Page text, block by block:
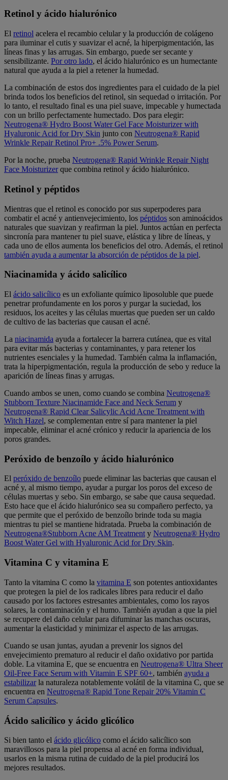
Retinol y ácido hialurónico
El retinol acelera el recambio celular y la producción de colágeno
para iluminar el cutis y suavizar el acné, la hiperpigmentación, las
líneas finas y las arrugas. Sin embargo, puede ser secante y
sensibilizante. Por otro lado, el ácido hialurónico es un humectante
natural que ayuda a la piel a retener la humedad.
La combinación de estos dos ingredientes para el cuidado de la piel
brinda todos los beneficios del retinol, sin sequedad o irritación. Por
lo tanto, el resultado final es una piel suave, impecable y humectada
con un brillo perfectamente humectado. Dos para elegir:
Neutrogena® Hydro Boost Water Gel Face Moisturizer with
Hyaluronic Acid for Dry Skin junto con Neutrogena® Rapid
Wrinkle Repair Retinol Pro+ .5% Power Serum.
Por la noche, prueba Neutrogena® Rapid Wrinkle Repair Night
Face Moisturizerque combina retinol y ácido hialurónico.
Retinol y péptidos
Mientras que el retinol es conocido por sus superpoderes para
combatir el acné y antienvejecimiento, los péptidos son aminoácidos
naturales que suavizan y reafirman la piel. Juntos actúan en perfecta
sincronía para mantener tu piel suave, elástica y libre de líneas, y
cada uno de ellos aumenta los beneficios del otro. Además, el retinol
también ayuda a aumentar la absorción de péptidos de la piel.
Niacinamida y ácido salicílico
El ácido salicílico es un exfoliante químico liposoluble que puede
penetrar profundamente en los poros y purgar la suciedad, los
residuos, los aceites y las células muertas que pueden ser un caldo
de cultivo de las bacterias que causan el acné.
La niacinamida ayuda a fortalecer la barrera cutánea, que es vital
para evitar más bacterias y contaminantes, y para retener los
nutrientes esenciales y la humedad. También calma la inflamación,
trata la hiperpigmentación, regula la producción de sebo y reduce la
aparición de líneas finas y arrugas.
Cuando ambos se unen, como cuando se combina Neutrogena®
Stubborn Texture Niacinamide Face and Neck Serum y
Neutrogena® Rapid Clear Salicylic Acid Acne Treatment with
Witch Hazel, se complementan entre sí para mantener la piel
impecable, eliminar el acné crónico y reducir la apariencia de los
poros grandes.
Peróxido de benzoílo y ácido hialurónico
El peróxido de benzoílo puede eliminar las bacterias que causan el
acné y, al mismo tiempo, ayudar a purgar los poros del exceso de
células muertas y sebo. Sin embargo, se sabe que causa sequedad.
Esto hace que el ácido hialurónico sea su compañero perfecto, ya
que permite que el peróxido de benzoílo brinde toda su magia
mientras tu piel se mantiene hidratada. Prueba la combinación de
Neutrogena®Stubborn Acne AM Treatmenty Neutrogena® Hydro
Boost Water Gel with Hyaluronic Acid for Dry Skin.
Vitamina C y vitamina E
Tanto la vitamina C como la vitamina E son potentes antioxidantes
que protegen la piel de los radicales libres para reducir el daño
causado por los factores estresantes ambientales, como los rayos
solares, la contaminación y el humo. También ayudan a que la piel
se recupere del daño celular para difuminar las manchas oscuras,
aumentar la elasticidad y minimizar el aspecto de las arrugas.
Cuando se usan juntas, ayudan a prevenir los signos del
envejecimiento prematuro al reducir el daño oxidativo por partida
doble. La vitamina E, que se encuentra en Neutrogena® Ultra Sheer
Oil-Free Face Serum with Vitamin E SPF 60+, también ayuda a
estabilizarla naturaleza notablemente volátil de la vitamina C, que se
encuentra en Neutrogena® Rapid Tone Repair 20% Vitamin C
Serum Capsules.
Ácido salicílico y ácido glicólico
Si bien tanto el ácido glicólico como el ácido salicílico son
maravillosos para la piel propensa al acné en forma individual,
usarlos en la misma rutina de cuidado de la piel producirá los
mejores resultados.